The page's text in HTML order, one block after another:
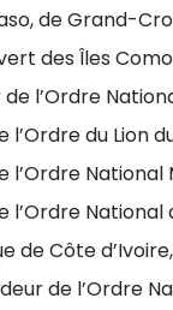
de Grand-
des Îles
l’Ordre
l’Ordre du Lion
l’Ordre National
l’Ordre National
de Côte d’Ivoire,
de l’Ordre